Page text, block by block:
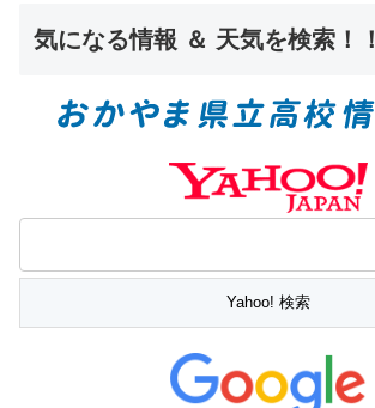
気になる情報 ＆ 天気を検索！！